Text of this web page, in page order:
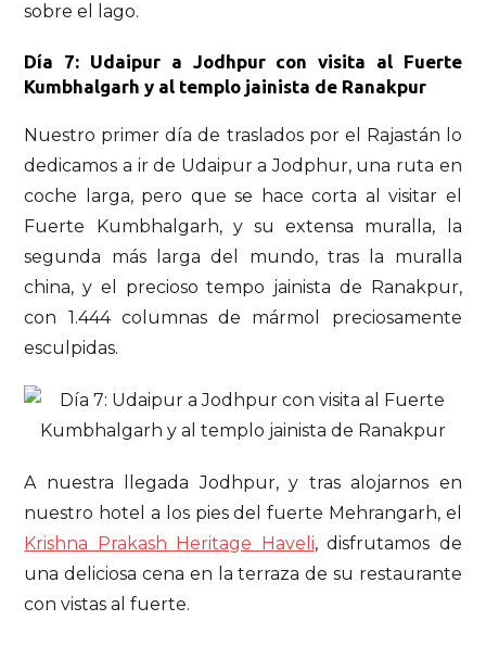
sobre el lago.
Día 7: Udaipur a Jodhpur con visita al Fuerte
Kumbhalgarh y al templo jainista de Ranakpur
Nuestro primer día de traslados por el Rajastán lo
dedicamos a ir de Udaipur a Jodphur, una ruta en
coche larga, pero que se hace corta al visitar el
Fuerte Kumbhalgarh, y su extensa muralla, la
segunda más larga del mundo, tras la muralla
china, y el precioso tempo jainista de Ranakpur,
con 1.444 columnas de mármol preciosamente
esculpidas.
A nuestra llegada Jodhpur, y tras alojarnos en
nuestro hotel a los pies del fuerte Mehrangarh, el
Krishna Prakash Heritage Haveli, disfrutamos de
una deliciosa cena en la terraza de su restaurante
con vistas al fuerte.